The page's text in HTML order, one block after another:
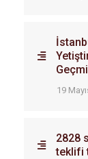
19
2828
teklifi